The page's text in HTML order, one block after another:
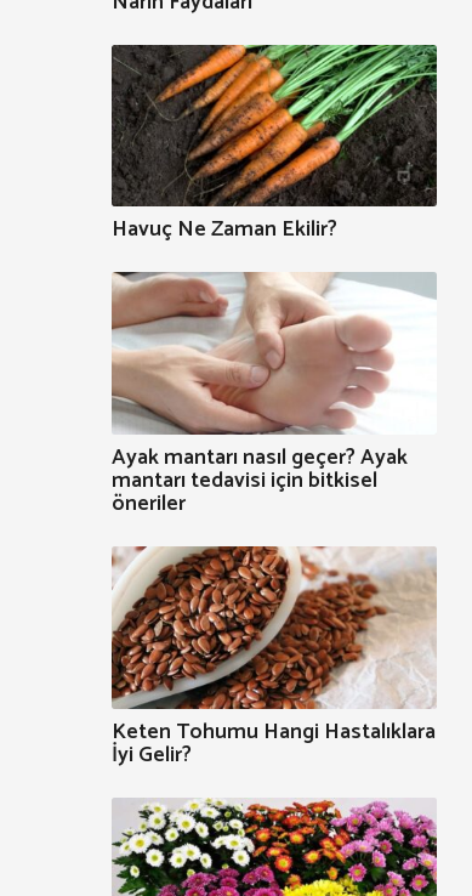
Havuç Ne Zaman Ekilir?
Ayak mantarı nasıl geçer? Ayak
mantarı tedavisi için bitkisel
öneriler
Keten Tohumu Hangi Hastalıklara
İyi Gelir?